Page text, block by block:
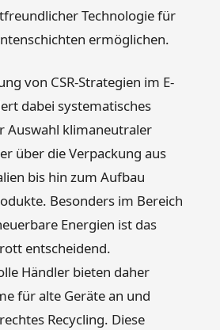
Technologie für
ermöglichen.
von CSR-Strategien im E-
dabei systematisches
Auswahl klimaneutraler
über die Verpackung aus
bis hin zum Aufbau
Besonders im Bereich
Energien ist das
entscheidend.
Händler bieten daher
für alte Geräte an und
Recycling. Diese